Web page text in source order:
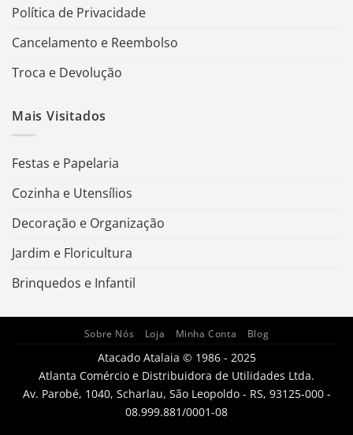
Política de Privacidade
Cancelamento e Reembolso
Troca e Devolução
Mais Visitados
Festas e Papelaria
Cozinha e Utensílios
Decoração e Organização
Jardim e Floricultura
Brinquedos e Infantil
Sobre Nós Loja Minha Conta Blog
Atacado Atalaia © 1986 - 2025
Atlanta Comércio e Distribuidora de Utilidades Ltda.
Av. Parobé, 1040, Scharlau, São Leopoldo - RS, 93125-000 -
08.999.881/0001-08